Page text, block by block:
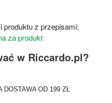
produktu z przepisami:
za produkt
w Riccardo.pl?
DOSTAWA OD 199 ZŁ